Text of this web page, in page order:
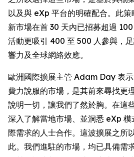
以及與 eXp 平台的明確配合。此
新市場在首 30 天內已招募超過
活動更吸引 400 至 500 人參與，
響力及全球網絡效應。
歐洲國際擴展主管 Adam Day 表
費力說服的市場，是其前來尋找更
說明一切，讓我們了然於胸。在這
深入了解當地市場、並洞悉 eXp
際需求的人士合作。這波擴展之所
此。我們進駐的市場，均已具備需